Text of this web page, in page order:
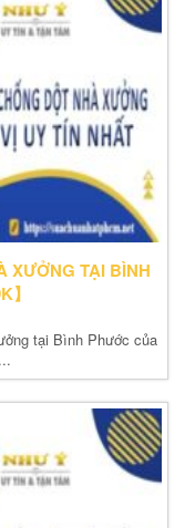
XƯỞNG TẠI BÌNH
】
tại Bình Phước của